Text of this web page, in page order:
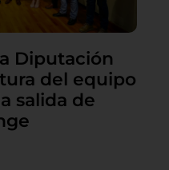
Diputación
del equipo
salida de